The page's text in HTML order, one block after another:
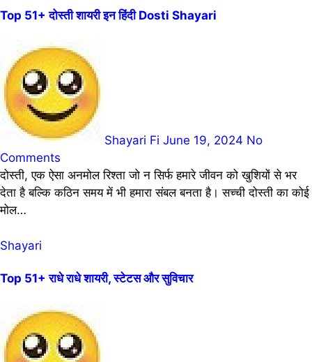
Top 51+ दोस्ती शायरी इन हिंदी Dosti Shayari
Shayari Fi June 19, 2024 No
Comments
दोस्ती, एक ऐसा अनमोल रिश्ता जो न सिर्फ हमारे जीवन को खुशियों से भर
देता है बल्कि कठिन समय में भी हमारा संबल बनता है। सच्ची दोस्ती का कोई
मोल…
Shayari
Top 51+ राधे राधे शायरी, स्टेटस और सुविचार